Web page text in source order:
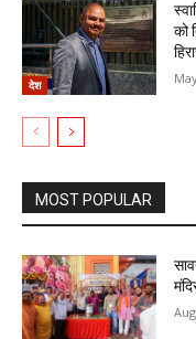
देश
को
MOST POPULAR